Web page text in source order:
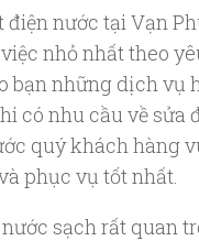
điện nước tại Vạn
nhỏ nhất theo
bạn những dịch vụ
có nhu cầu về sửa
quý khách hàng
phục vụ tốt nhất.
sạch rất quan